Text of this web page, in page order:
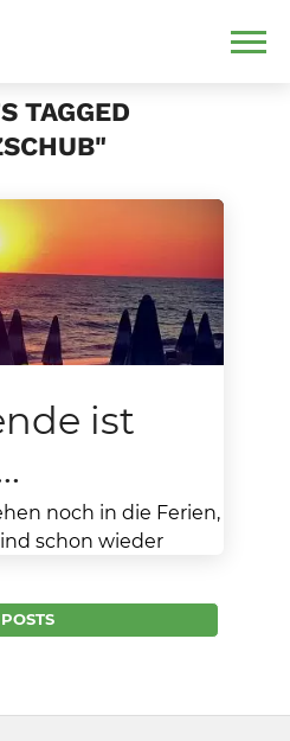
TAGGED
ist
noch in die Ferien,
schon wieder
sich...